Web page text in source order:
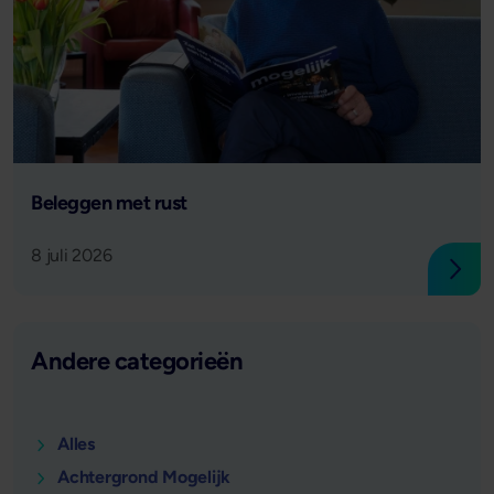
Lees verder
Beleggen met rust
8 juli 2026
Andere categorieën
Alles
Achtergrond Mogelijk